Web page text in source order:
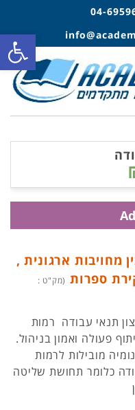
04-
מחויבות ארגונית ,
ספרות (מק"ט :
תנאי עבודה רמות
פעולה ואמון בניהול.
מובילות לרמות
כלומר תחושת שליטה
פתח